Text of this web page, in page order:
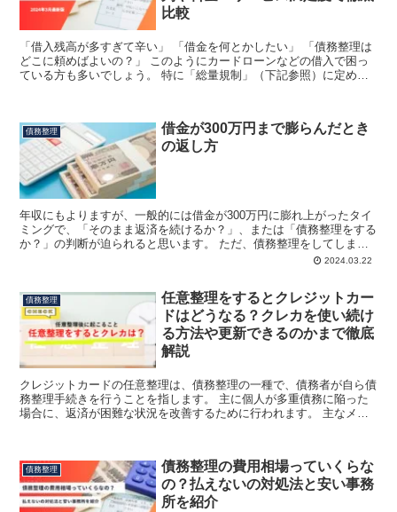
比較
「借入残高が多すぎて辛い」 「借金を何とかしたい」 「債務整理は
どこに頼めばよいの？」 このようにカードローンなどの借入で困っ
ている方も多いでしょう。 特に「総量規制」（下記参照）に定めら
債務整理
借金が300万円まで膨らんだとき
の返し方
年収にもよりますが、一般的には借金が300万円に膨れ上がったタイ
ミングで、「そのまま返済を続けるか？」、または「債務整理をする
か？」の判断が迫られると思います。 ただ、債務整理をしてしまう
と住宅ローンやマイカーローン、さらにはクレジットカー...2024.03.22
債務整理
任意整理をするとクレジットカー
ドはどうなる？クレカを使い続け
る方法や更新できるのかまで徹底
解説
クレジットカードの任意整理は、債務整理の一種で、債務者が自ら債
務整理手続きを行うことを指します。 主に個人が多重債務に陥った
場合に、返済が困難な状況を改善するために行われます。 主なメリ
債務整理
債務整理の費用相場っていくらな
の？払えないの対処法と安い事務
所を紹介